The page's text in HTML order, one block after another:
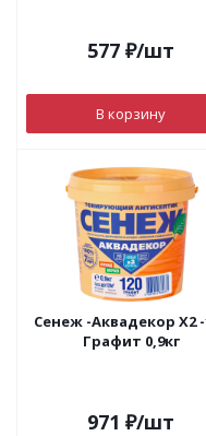
577 ₽/шт
В корзину
Сенеж -Аквадекор Х2 -
Графит 0,9кг
971 ₽/шт